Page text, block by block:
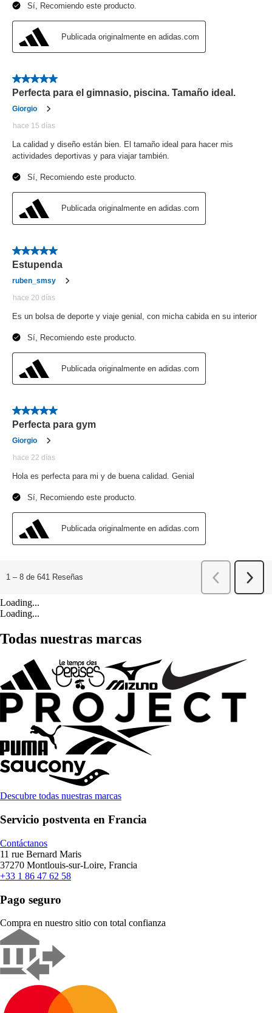
Loading...
Loading...
Todas nuestras marcas
Descubre todas nuestras marcas
Servicio postventa en Francia
Contáctanos
11 rue Bernard Maris
37270 Montlouis-sur-Loire, Francia
+33 1 86 47 62 58
Pago seguro
Compra en nuestro sitio con total confianza